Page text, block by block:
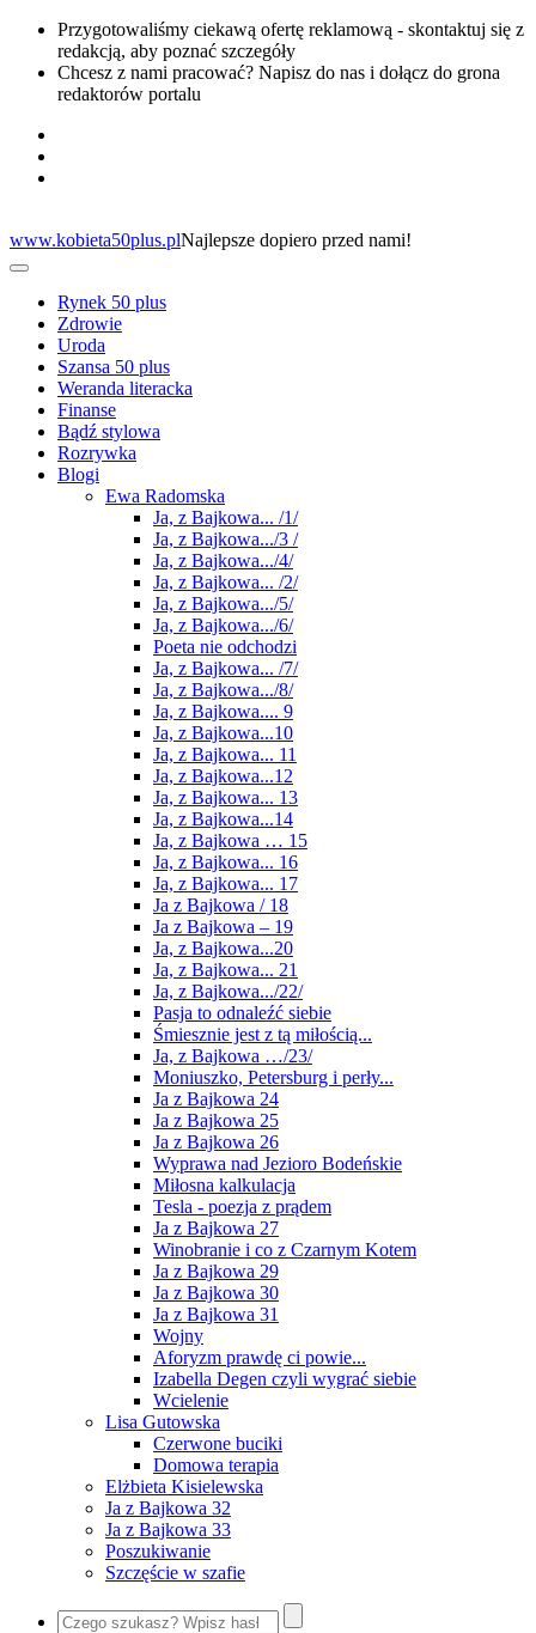
Przygotowaliśmy ciekawą ofertę reklamową - skontaktuj się z
redakcją, aby poznać szczegóły
Chcesz z nami pracować? Napisz do nas i dołącz do grona
redaktorów portalu
www.kobieta50plus.plNajlepsze dopiero przed nami!
Rynek 50 plus
Zdrowie
Uroda
Szansa 50 plus
Weranda literacka
Finanse
Bądź stylowa
Rozrywka
Blogi
Ewa Radomska
Ja, z Bajkowa... /1/
Ja, z Bajkowa.../3 /
Ja, z Bajkowa.../4/
Ja, z Bajkowa... /2/
Ja, z Bajkowa.../5/
Ja, z Bajkowa.../6/
Poeta nie odchodzi
Ja, z Bajkowa... /7/
Ja, z Bajkowa.../8/
Ja, z Bajkowa.... 9
Ja, z Bajkowa...10
Ja, z Bajkowa... 11
Ja, z Bajkowa...12
Ja, z Bajkowa... 13
Ja, z Bajkowa...14
Ja, z Bajkowa … 15
Ja, z Bajkowa... 16
Ja, z Bajkowa... 17
Ja z Bajkowa / 18
Ja z Bajkowa – 19
Ja, z Bajkowa...20
Ja, z Bajkowa... 21
Ja, z Bajkowa.../22/
Pasja to odnaleźć siebie
Śmiesznie jest z tą miłością...
Ja, z Bajkowa …/23/
Moniuszko, Petersburg i perły...
Ja z Bajkowa 24
Ja z Bajkowa 25
Ja z Bajkowa 26
Wyprawa nad Jezioro Bodeńskie
Miłosna kalkulacja
Tesla - poezja z prądem
Ja z Bajkowa 27
Winobranie i co z Czarnym Kotem
Ja z Bajkowa 29
Ja z Bajkowa 30
Ja z Bajkowa 31
Wojny
Aforyzm prawdę ci powie...
Izabella Degen czyli wygrać siebie
Wcielenie
Lisa Gutowska
Czerwone buciki
Domowa terapia
Elżbieta Kisielewska
Ja z Bajkowa 32
Ja z Bajkowa 33
Poszukiwanie
Szczęście w szafie